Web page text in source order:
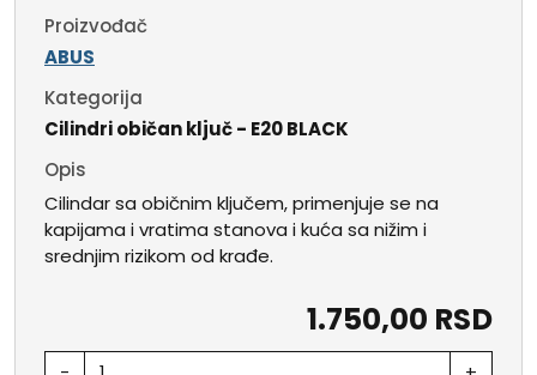
Proizvođač
ABUS
Kategorija
Cilindri običan ključ - E20 BLACK
Opis
Cilindar sa običnim ključem, primenjuje se na
kapijama i vratima stanova i kuća sa nižim i
srednjim rizikom od krađe.
1.750,00 RSD